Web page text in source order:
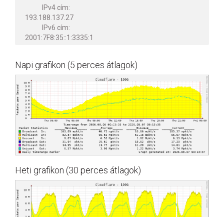
IPv4 cím:
193.188.137.27
IPv6 cím:
2001:7F8:35::1:3335:1
Napi grafikon (5 perces átlagok)
Heti grafikon (30 perces átlagok)